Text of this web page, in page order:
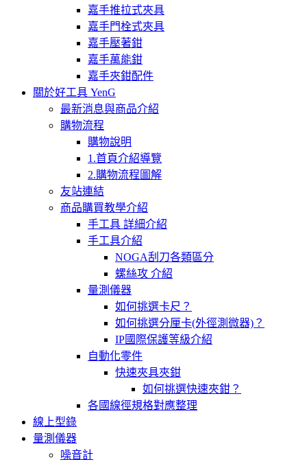
嘉手推拉式夾具
嘉手門栓式夾具
嘉手壓著鉗
嘉手萬能鉗
嘉手夾鉗配件
關於好工具 YenG
最新消息與商品介紹
購物流程
購物說明
1.首頁介紹導覽
2.購物流程圖解
友站連結
商品購買教學介紹
手工具 詳細介紹
手工具介紹
NOGA刮刀各類區分
螺絲攻 介紹
量測儀器
如何挑選卡尺？
如何挑選分厘卡(外徑測微器)？
IP國際保護等級介紹
自動化零件
快速夾具夾鉗
如何挑選快速夾鉗？
各國線徑規格對應整理
線上型錄
量測儀器
噪音計